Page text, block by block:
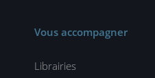
Vous accompagner
Librairies